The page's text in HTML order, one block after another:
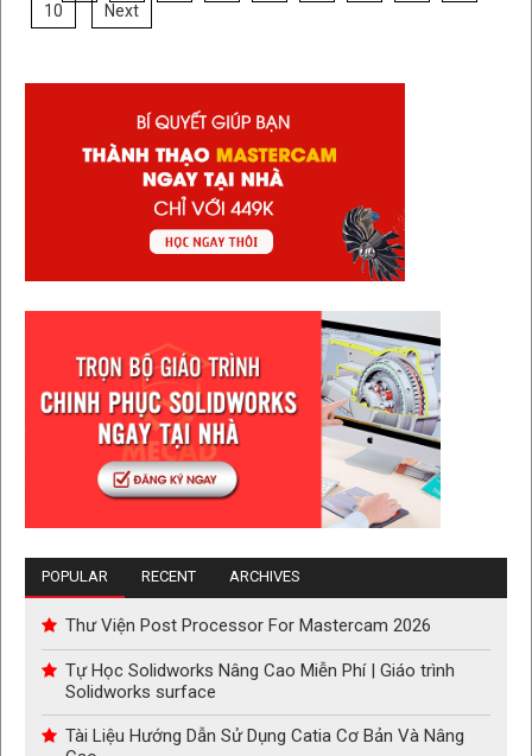
10
Next
POPULAR RECENT ARCHIVES
Thư Viện Post Processor For Mastercam 2026
Tự Học Solidworks Nâng Cao Miễn Phí | Giáo trình
Solidworks surface
Tài Liệu Hướng Dẫn Sử Dụng Catia Cơ Bản Và Nâng